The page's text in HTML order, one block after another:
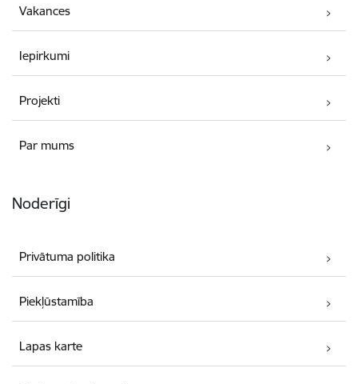
Vakances
Iepirkumi
Projekti
Par mums
Noderīgi
Privātuma politika
Piekļūstamība
Lapas karte